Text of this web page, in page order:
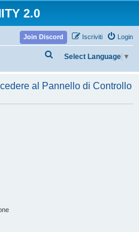
2.0
Login
Iscriviti
Join Discord
Select Language ▼
r
al Pannello di Controllo